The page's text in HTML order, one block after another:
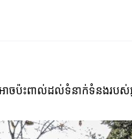
សអាចប៉ះពាល់ដល់ទំនាក់ទំនងរប